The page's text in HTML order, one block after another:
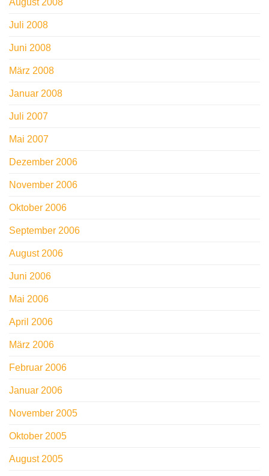
August 2008
Juli 2008
Juni 2008
März 2008
Januar 2008
Juli 2007
Mai 2007
Dezember 2006
November 2006
Oktober 2006
September 2006
August 2006
Juni 2006
Mai 2006
April 2006
März 2006
Februar 2006
Januar 2006
November 2005
Oktober 2005
August 2005